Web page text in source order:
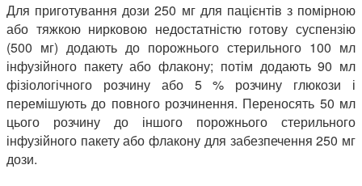
Для приготування дози 250 мг для пацієнтів з помірною
або тяжкою нирковою недостатністю готову суспензію
(500 мг) додають до порожнього стерильного 100 мл
інфузійного пакету або флакону; потім додають 90 мл
фізіологічного розчину або 5 % розчину глюкози і
перемішують до повного розчинення. Переносять 50 мл
цього розчину до іншого порожнього стерильного
інфузійного пакету або флакону для забезпечення 250 мг
дози.